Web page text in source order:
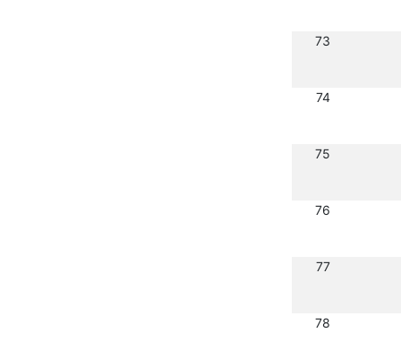
73
74
75
76
77
78